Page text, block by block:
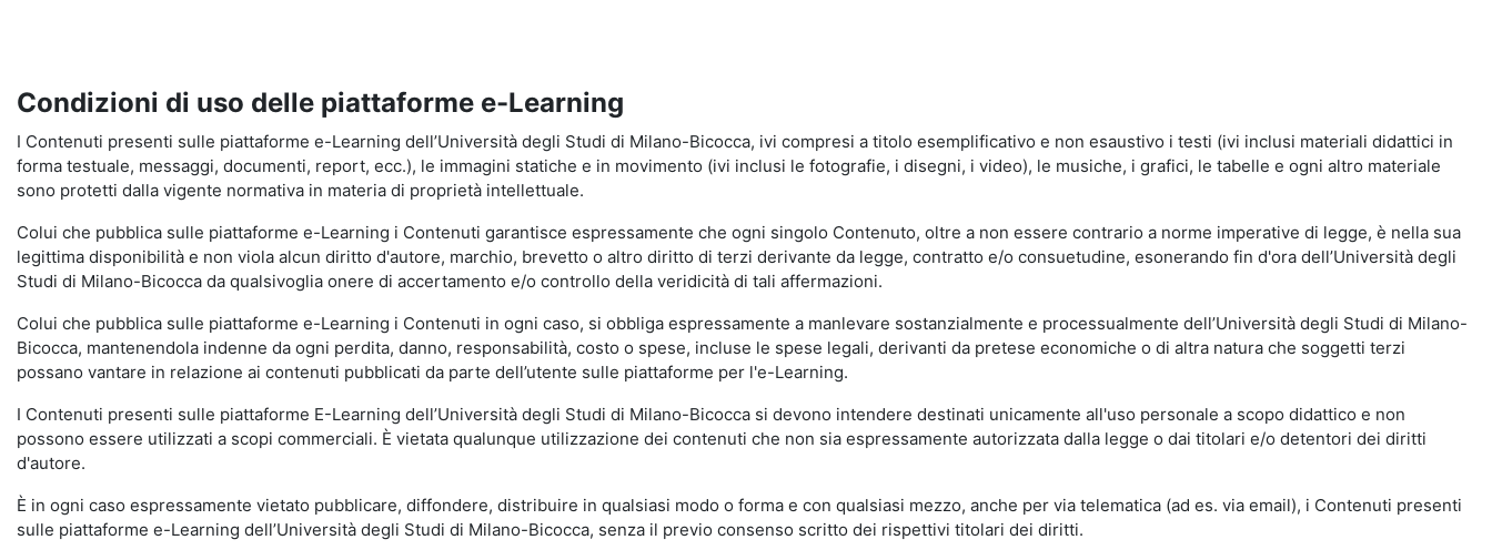
Condizioni di uso delle piattaforme e-Learning
I Contenuti presenti sulle piattaforme e-Learning dell’Università degli Studi di Milano-Bicocca, ivi compresi a titolo esemplificativo e non esaustivo i testi (ivi inclusi materiali didattici in
forma testuale, messaggi, documenti, report, ecc.), le immagini statiche e in movimento (ivi inclusi le fotografie, i disegni, i video), le musiche, i grafici, le tabelle e ogni altro materiale
sono protetti dalla vigente normativa in materia di proprietà intellettuale.
Colui che pubblica sulle piattaforme e-Learning i Contenuti garantisce espressamente che ogni singolo Contenuto, oltre a non essere contrario a norme imperative di legge, è nella sua
legittima disponibilità e non viola alcun diritto d'autore, marchio, brevetto o altro diritto di terzi derivante da legge, contratto e/o consuetudine, esonerando fin d'ora dell’Università degli
Studi di Milano-Bicocca da qualsivoglia onere di accertamento e/o controllo della veridicità di tali affermazioni.
Colui che pubblica sulle piattaforme e-Learning i Contenuti in ogni caso, si obbliga espressamente a manlevare sostanzialmente e processualmente dell’Università degli Studi di Milano-
Bicocca, mantenendola indenne da ogni perdita, danno, responsabilità, costo o spese, incluse le spese legali, derivanti da pretese economiche o di altra natura che soggetti terzi
possano vantare in relazione ai contenuti pubblicati da parte dell’utente sulle piattaforme per l'e-Learning.
I Contenuti presenti sulle piattaforme E-Learning dell’Università degli Studi di Milano-Bicocca si devono intendere destinati unicamente all'uso personale a scopo didattico e non
possono essere utilizzati a scopi commerciali. È vietata qualunque utilizzazione dei contenuti che non sia espressamente autorizzata dalla legge o dai titolari e/o detentori dei diritti
d'autore.
È in ogni caso espressamente vietato pubblicare, diffondere, distribuire in qualsiasi modo o forma e con qualsiasi mezzo, anche per via telematica (ad es. via email), i Contenuti presenti
sulle piattaforme e-Learning dell’Università degli Studi di Milano-Bicocca, senza il previo consenso scritto dei rispettivi titolari dei diritti.